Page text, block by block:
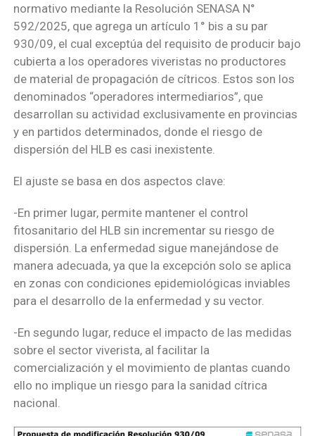
normativo mediante la Resolución SENASA N°
592/2025, que agrega un artículo 1° bis a su par
930/09, el cual exceptúa del requisito de producir bajo
cubierta a los operadores viveristas no productores
de material de propagación de cítricos. Estos son los
denominados “operadores intermediarios”, que
desarrollan su actividad exclusivamente en provincias
y en partidos determinados, donde el riesgo de
dispersión del HLB es casi inexistente.
El ajuste se basa en dos aspectos clave:
-En primer lugar, permite mantener el control
fitosanitario del HLB sin incrementar su riesgo de
dispersión. La enfermedad sigue manejándose de
manera adecuada, ya que la excepción solo se aplica
en zonas con condiciones epidemiológicas inviables
para el desarrollo de la enfermedad y su vector.
-En segundo lugar, reduce el impacto de las medidas
sobre el sector viverista, al facilitar la
comercialización y el movimiento de plantas cuando
ello no implique un riesgo para la sanidad cítrica
nacional.